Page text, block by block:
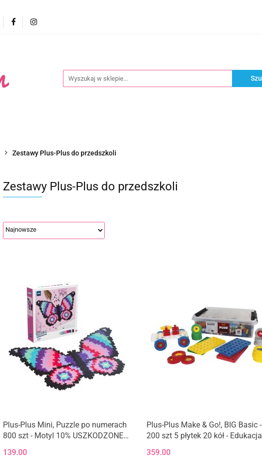
Promocje
Zestawy Plus-Plus do przedszkoli
Zestawy Plus-Plus do przedszkoli
Plus-Plus Mini, Puzzle po numerach
800 szt - Motyl 10% USZKODZONE
139.00
Produkt niedostępny
Plus-Plus Make & Go!, BIG Basic -
200 szt 5 płytek 20 kół - Edukacja
359.00